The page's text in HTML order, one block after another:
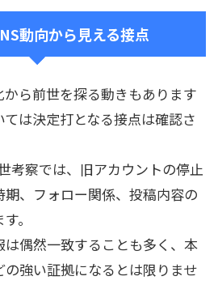
動向から見える接点
ら前世を探る動きもあります
は決定打となる接点は確認さ
考察では、旧アカウントの停止
、フォロー関係、投稿内容の
。
は偶然一致することも多く、本
強い証拠になるとは限りませ